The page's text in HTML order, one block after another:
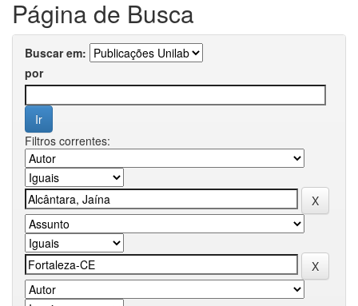
Página de Busca
Buscar em:
por
Filtros correntes: